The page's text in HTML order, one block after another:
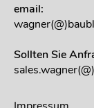
email:
Sollten Sie